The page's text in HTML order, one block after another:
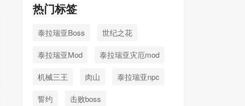
热门标签
泰拉瑞亚Boss 世纪之花
泰拉瑞亚Mod 泰拉瑞亚灾厄mod
机械三王 肉山 泰拉瑞亚npc
誓约 击败boss